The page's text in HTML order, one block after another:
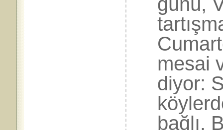
mesai
diyor:
bağlı.